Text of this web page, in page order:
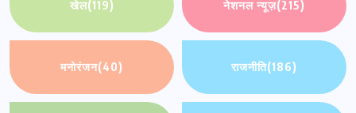
खेल(119) नेशनल न्यूज़(215)
मनोरंजन(40) राजनीति(186)